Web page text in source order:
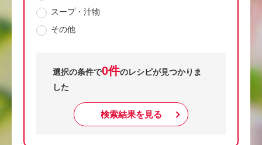
スープ・汁物
その他
選択の条件で0件のレシピが見つかりま
した
検索結果を見る